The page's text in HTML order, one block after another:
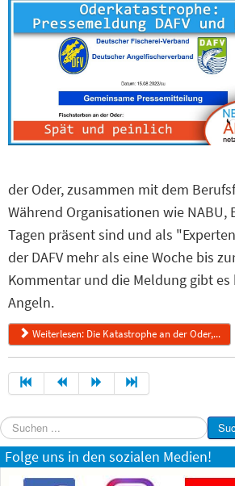
der Oder, zusammen mit dem
Während Organisationen wie NABU,
Tagen präsent sind und als
der DAFV mehr als eine Woche bis
Kommentar und die Meldung gibt es
Angeln.
Weiterlesen: Die Katastrophe an der Oder,...
Suchen
...
Folge uns in den sozialen Medien!